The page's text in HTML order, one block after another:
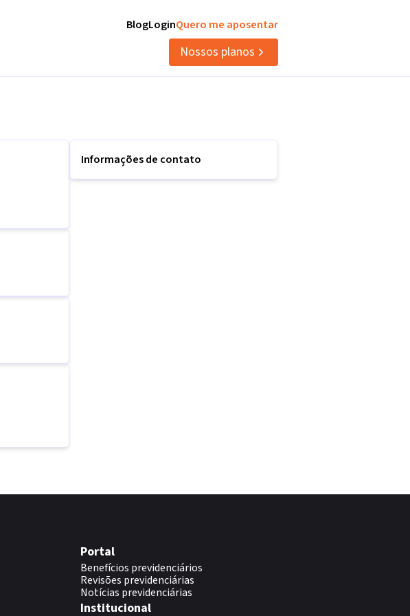
BlogLoginQuero me aposentar
Nossos planos
Informações de contato
Portal
Benefícios previdenciários
Revisões previdenciárias
Notícias previdenciárias
Institucional